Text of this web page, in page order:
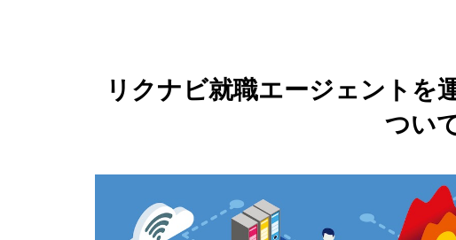
リクナビ就職エージェントを
つい